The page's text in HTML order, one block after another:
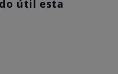
útil esta